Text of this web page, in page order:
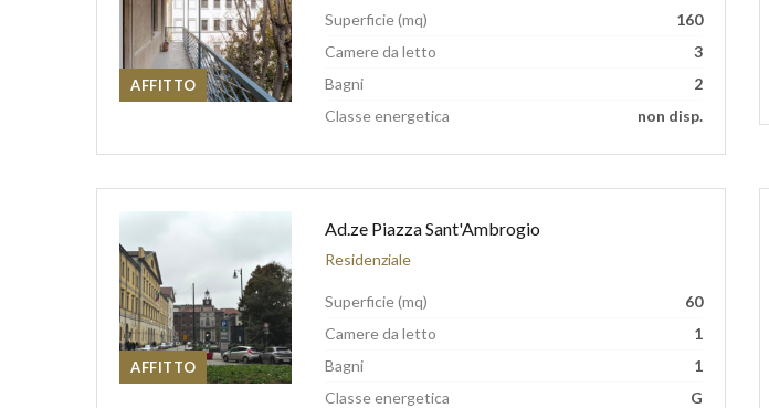
AFFITTO
Superficie (mq)
160
Camere da letto
3
Bagni
2
Classe energetica
non disp.
AFFITTO
Ad.ze Piazza Sant'Ambrogio
Residenziale
Superficie (mq)
60
Camere da letto
1
Bagni
1
Classe energetica
G